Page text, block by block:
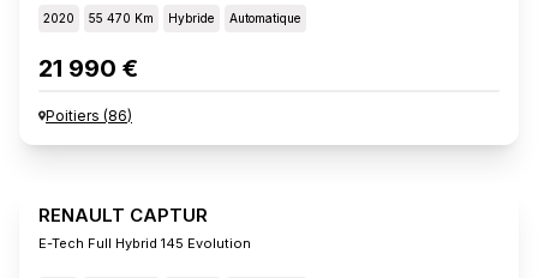
2020 55 470 Km Hybride Automatique
21 990 €
Poitiers (86)
RENAULT CAPTUR
E-Tech Full Hybrid 145 Evolution